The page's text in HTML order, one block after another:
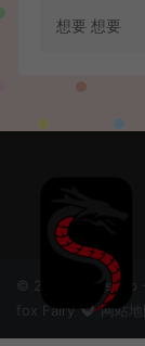
想要 想要
© 2024 51boshao
fox Fairy
网站地